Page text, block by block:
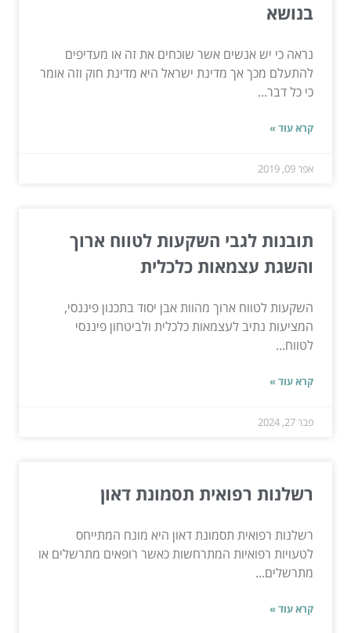
בנושא
נראה כי יש אנשים אשר שוכחים את זה או מעדיפים
להתעלם מכך אך מדינת ישראל היא מדינת חוק וזה אומר
כי כל דבר...
קרא עוד »
אפר 09, 2019
תובנות לגבי השקעות לטווח ארוך
והשגת עצמאות כלכלית
השקעות לטווח ארוך מהוות אבן יסוד בתכנון פיננסי,
המציעות נתיב לעצמאות כלכלית ולביטחון פיננסי
לטווח...
קרא עוד »
פבר 27, 2024
רשלנות רפואית תסמונת דאון
רשלנות רפואית תסמונת דאון היא מונח המתייחס
לטעויות רפואיות המתרחשות כאשר רופאים מתרשלים או
מתרשלים...
קרא עוד »